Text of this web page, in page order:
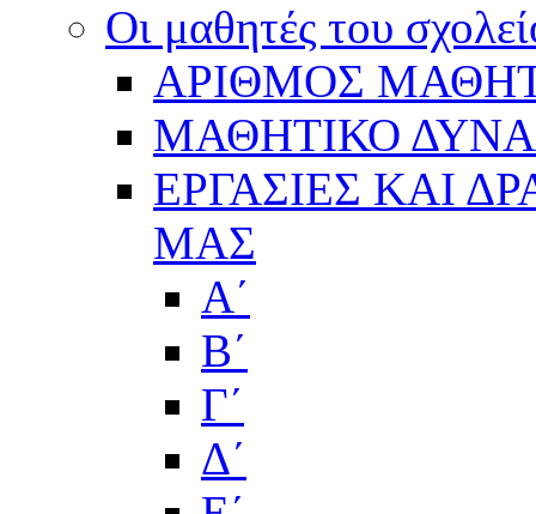
Οι μαθητές του
ΑΡΙΘΜΟΣ
ΜΑΘΗΤΙΚΟ
ΕΡΓΑΣΙΕΣ ΚΑΙ
ΜΑΣ
Α΄
Β΄
Γ΄
Δ΄